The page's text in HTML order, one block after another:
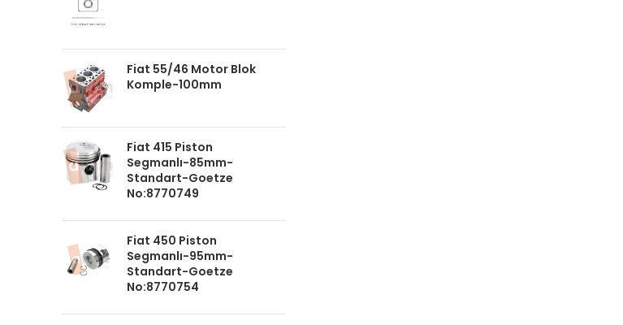
Fiat 55/46 Motor Blok
Komple-100mm
Fiat 415 Piston
Segmanlı-85mm-
Standart-Goetze
No:8770749
Fiat 450 Piston
Segmanlı-95mm-
Standart-Goetze
No:8770754